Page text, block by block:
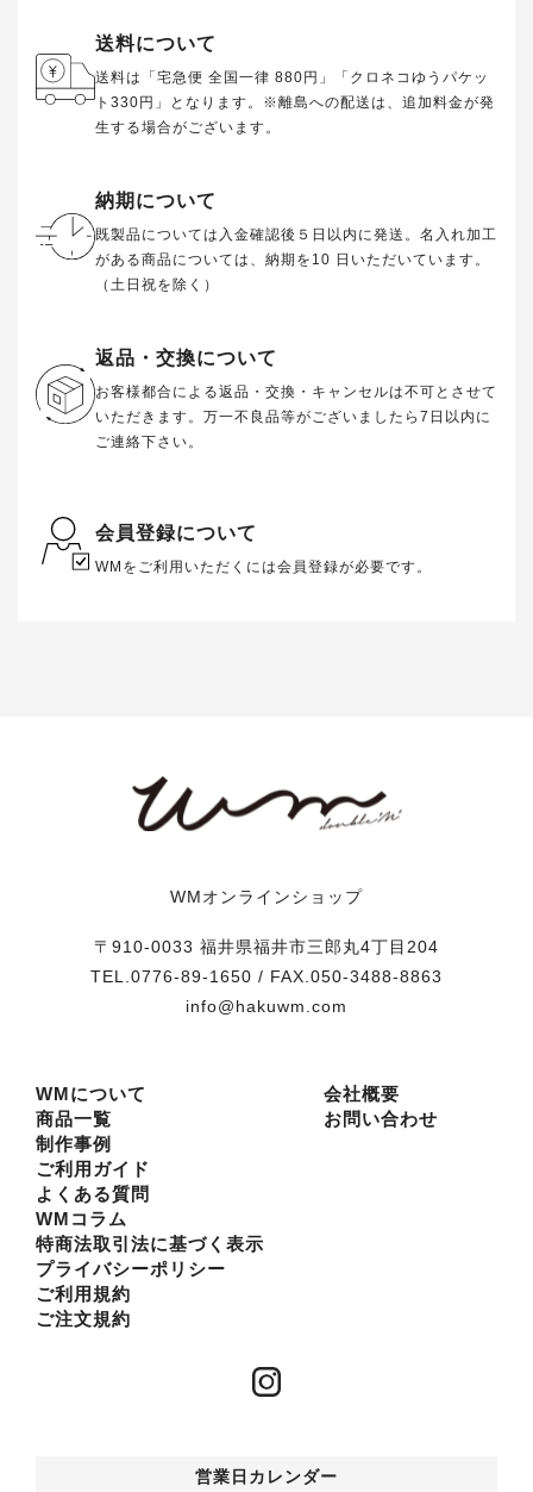
送料について
送料は「宅急便 全国一律 880円」「クロネコゆうパケッ
ト330円」となります。※離島への配送は、追加料金が発
生する場合がございます。
納期について
既製品については入金確認後５日以内に発送。 名入れ加工
がある商品については、納期を10 日いただいています。
（土日祝を除く）
返品・交換について
お客様都合による返品・交換・キャンセルは不可とさせて
いただきます。万一不良品等がございましたら7日以内に
ご連絡下さい。
会員登録について
WMをご利用いただくには会員登録が必要です。
WMオンラインショップ
〒910-0033 福井県福井市三郎丸4丁目204
TEL.0776-89-1650 / FAX.050-3488-8863
info@hakuwm.com
WMについて
商品一覧
制作事例
ご利用ガイド
よくある質問
WMコラム
特商法取引法に基づく表示
プライバシーポリシー
ご利用規約
ご注文規約
会社概要
お問い合わせ
営業日カレンダー